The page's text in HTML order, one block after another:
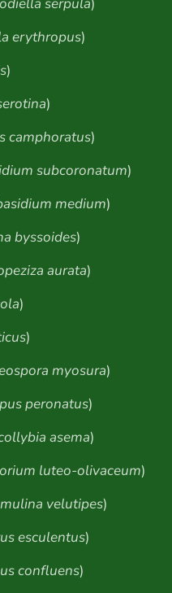
erythropus)
)
)
camphoratus)
subcoronatum)
medium)
byssoides)
aurata)
)
)
myosura)
peronatus)
asema)
luteo-olivaceum)
velutipes)
esculentus)
confluens)